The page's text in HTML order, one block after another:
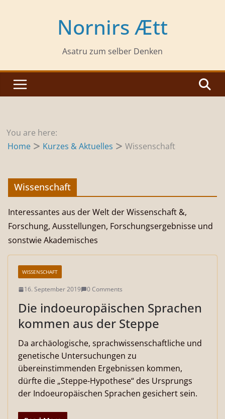
Nornirs Ætt
Asatru zum selber Denken
You are here:
Home
Kurzes & Aktuelles Wissenschaft
Wissenschaft
Interessantes aus der Welt der Wissenschaft &,
Forschung, Ausstellungen, Forschungsergebnisse und
sonstwie Akademisches
WISSENSCHAFT
16. September 2019 0 Comments
Die indoeuropäischen Sprachen
kommen aus der Steppe
Da archäologische, sprachwissenschaftliche und
genetische Untersuchungen zu
übereinstimmenden Ergebnissen kommen,
dürfte die „Steppe-Hypothese“ des Ursprungs
der Indoeuropäischen Sprachen gesichert sein.